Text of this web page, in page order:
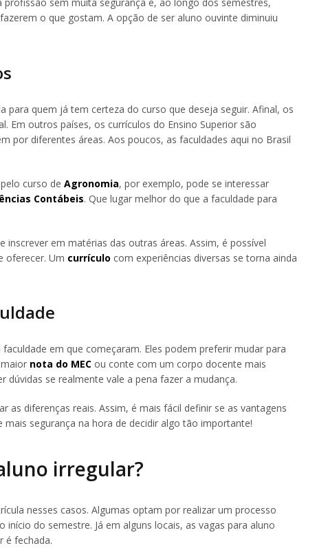
o que gostam. A opção de ser aluno ouvinte diminuiu
para quem já tem certeza do curso que deseja seguir. Afinal, os
Em outros países, os currículos do Ensino Superior são
por diferentes áreas. Aos poucos, as faculdades aqui no Brasil
curso de Agronomia, por exemplo, pode se interessar
Contábeis. Que lugar melhor do que a faculdade para
inscrever em matérias das outras áreas. Assim, é possível
oferecer. Um currículo com experiências diversas se torna ainda
em que começaram. Eles podem preferir mudar para
nota do MEC ou conte com um corpo docente mais
se realmente vale a pena fazer a mudança.
as diferenças reais. Assim, é mais fácil definir se as vantagens
segurança na hora de decidir algo tão importante!
irregular?
nesses casos. Algumas optam por realizar um processo
do semestre. Já em alguns locais, as vagas para aluno
é fechada.